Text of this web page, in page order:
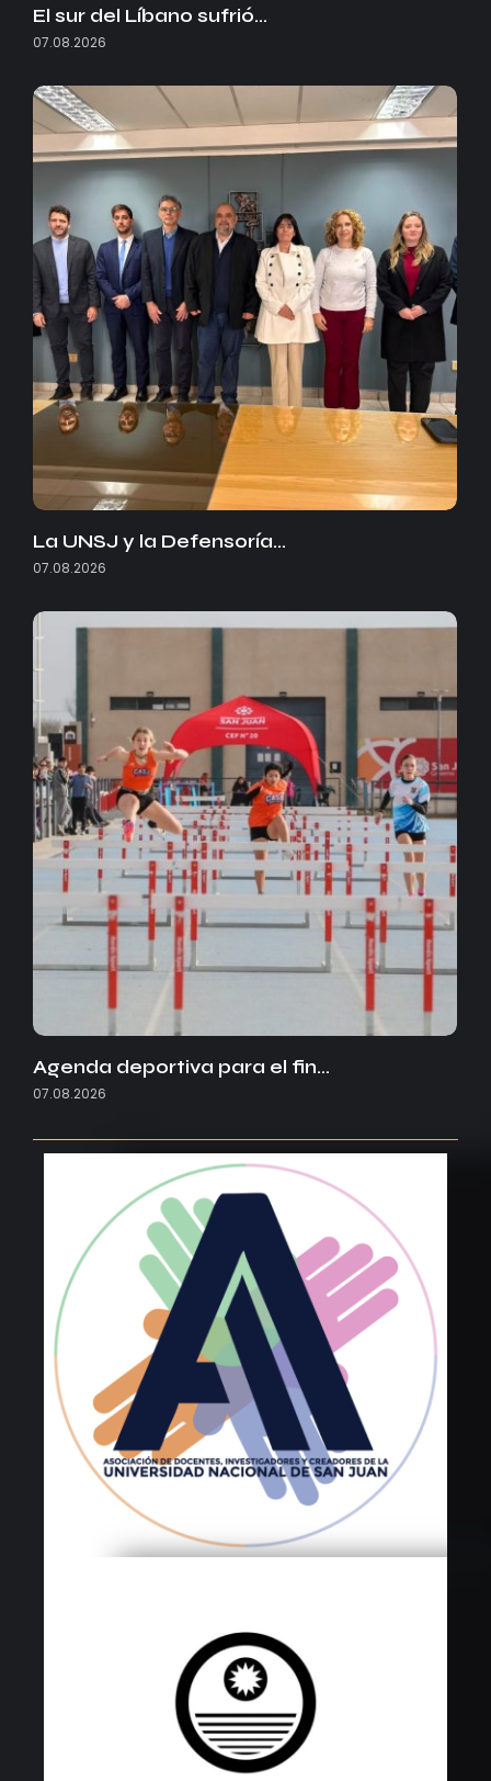
El sur del Líbano sufrió…
07.08.2026
La UNSJ y la Defensoría…
07.08.2026
Agenda deportiva para el fin…
07.08.2026